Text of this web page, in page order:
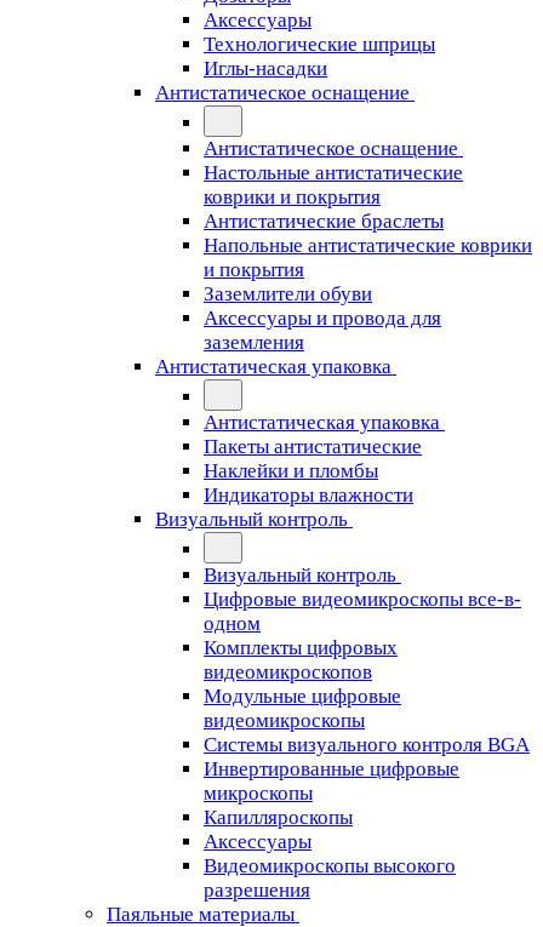
Аксессуары
Технологические шприцы
Иглы-насадки
Антистатическое оснащение
Антистатическое оснащение
Настольные антистатические
коврики и покрытия
Антистатические браслеты
Напольные антистатические коврики
и покрытия
Заземлители обуви
Аксессуары и провода для
заземления
Антистатическая упаковка
Антистатическая упаковка
Пакеты антистатические
Наклейки и пломбы
Индикаторы влажности
Визуальный контроль
Визуальный контроль
Цифровые видеомикроскопы все-в-
одном
Комплекты цифровых
видеомикроскопов
Модульные цифровые
видеомикроскопы
Cистемы визуального контроля BGA
Инвертированные цифровые
микроскопы
Капилляроскопы
Аксессуары
Видеомикроскопы высокого
разрешения
Паяльные материалы